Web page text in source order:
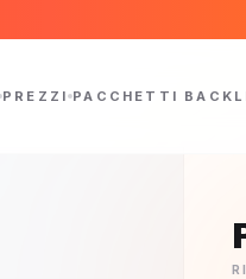
PREZZI PACCHETTI